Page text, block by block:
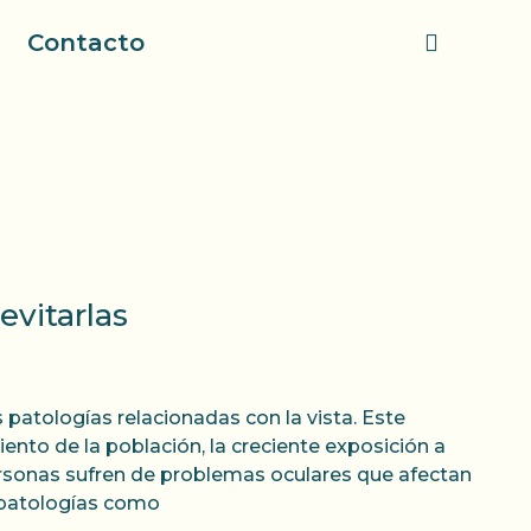
Contacto
relacionadas con la vista. Este
de la población, la creciente exposición a
sufren de problemas oculares que afectan
como